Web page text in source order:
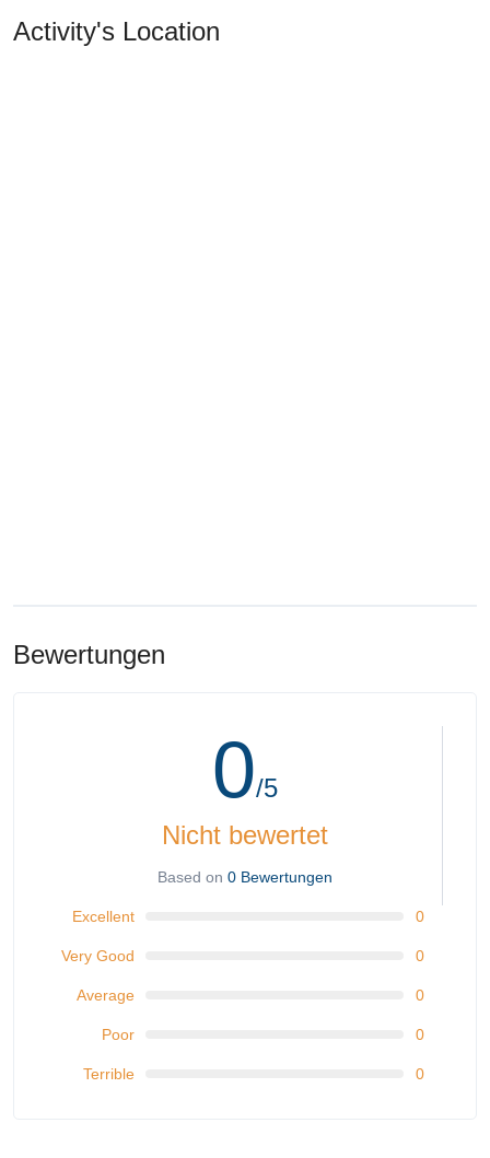
Activity's Location
Bewertungen
0/5
Nicht bewertet
Based on 0 Bewertungen
Excellent 0
Very Good 0
Average 0
Poor 0
Terrible 0